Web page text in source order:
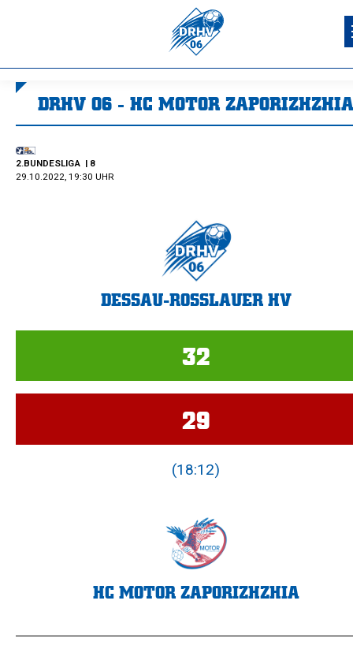
DRHV 06 - HC MOTOR ZAPORIZHZHIA
2.BUNDESLIGA | 8
29.10.2022, 19:30 UHR
DESSAU-ROSSLAUER HV
HC MOTOR ZAPORIZHZHIA
32
29
(18:12)